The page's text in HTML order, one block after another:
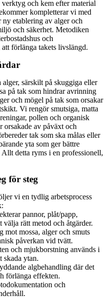
och kem efter material
kompletterar vi med
etablering av alger och
och säkerhet. Metodiken
och
förlänga takets livslängd.
särskilt på skuggiga eller
på tak som hindrar avrinning
och mögel på tak som orsakar
Vi rengör smutsiga, matta
pollen och organisk
av påväxt och
tak som ska målas eller
yta som ger bättre
detta ryms i en professionell,
för steg
vi en tydlig arbetsprocess
pannor, plåt/papp,
rätt metod och åtgärder.
mossa, alger och smuts
påverkan vid tvätt.
och mjukborstning används i
skada ytan.
algbehandling där det
förlänga effekten.
och